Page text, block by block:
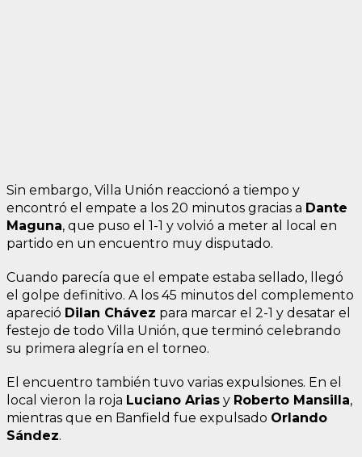
Sin embargo, Villa Unión reaccionó a tiempo y
encontró el empate a los 20 minutos gracias a Dante
Maguna, que puso el 1-1 y volvió a meter al local en
partido en un encuentro muy disputado.
Cuando parecía que el empate estaba sellado, llegó
el golpe definitivo. A los 45 minutos del complemento
apareció Dilan Chávez para marcar el 2-1 y desatar el
festejo de todo Villa Unión, que terminó celebrando
su primera alegría en el torneo.
El encuentro también tuvo varias expulsiones. En el
local vieron la roja Luciano Arias y Roberto Mansilla,
mientras que en Banfield fue expulsado Orlando
Sández.